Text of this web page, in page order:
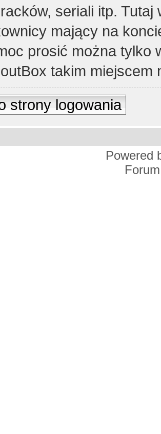
seriali itp. Tutaj
mający na
prosić można tylko
takim miejscem
strony logowania
Powered